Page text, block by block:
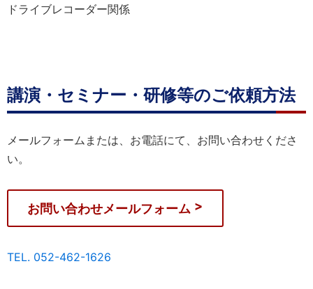
ドライブレコーダー関係
講演・セミナー・研修等のご依頼方法
メールフォームまたは、お電話にて、お問い合わせくださ
い。
お問い合わせメールフォーム
TEL. 052-462-1626